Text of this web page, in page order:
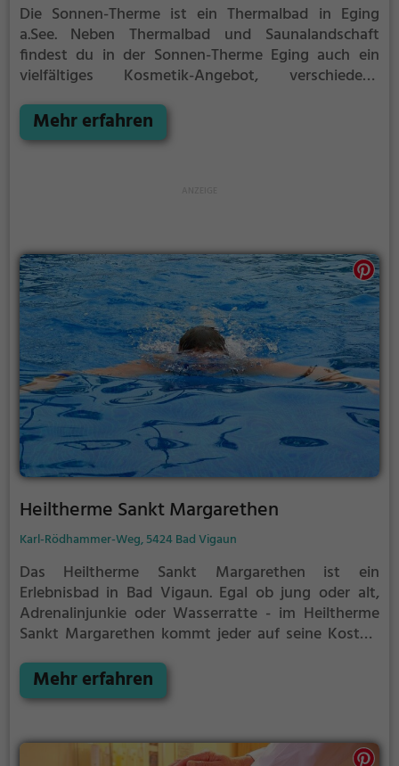
Die Sonnen-Therme ist ein Thermalbad in Eging
a.See. Neben Thermalbad und Saunalandschaft
findest du in der Sonnen-Therme Eging auch ein
vielfältiges Kosmetik-Angebot, verschiedene
Sinne, der zum Entspannen und Erholen einlädt.
Mehr erfahren
Heiltherme Sankt Margarethen
Karl-Rödhammer-Weg, 5424 Bad Vigaun
Das Heiltherme Sankt Margarethen ist ein
Erlebnisbad in Bad Vigaun. Egal ob jung oder alt,
Adrenalinjunkie oder Wasserratte - im Heiltherme
Sankt Margarethen kommt jeder auf seine Kosten.
oder einfach mit Freunden ist das Heiltherme Sankt
Margarethen genau die richtige Adresse.
Mehr erfahren